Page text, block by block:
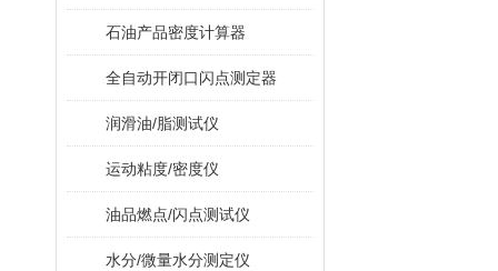
石油产品密度计算器
全自动开闭口闪点测定器
润滑油/脂测试仪
运动粘度/密度仪
油品燃点/闪点测试仪
水分/微量水分测定仪